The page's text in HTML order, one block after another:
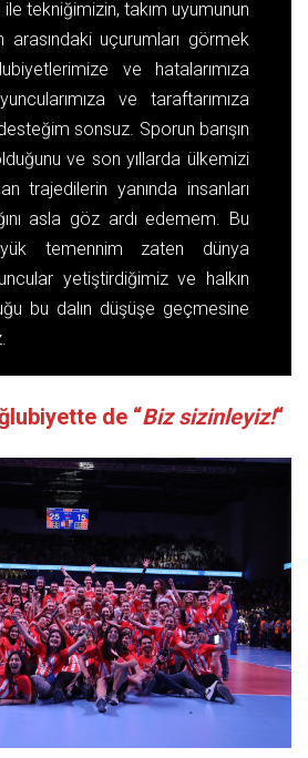
ile tekniğimizin, takım uyumunun
arasındaki uçurumları görmek
ve hatalarımıza
ve taraftarımıza
sonsuz. Sporun barışın
ve son yıllarda ülkemizi
trajedilerin yanında insanları
asla göz ardı edemem. Bu
temennim zaten dünya
yetiştirdiğimiz ve halkın
bu dalın düşüşe geçmesine
de “Biz sizinleyiz!“